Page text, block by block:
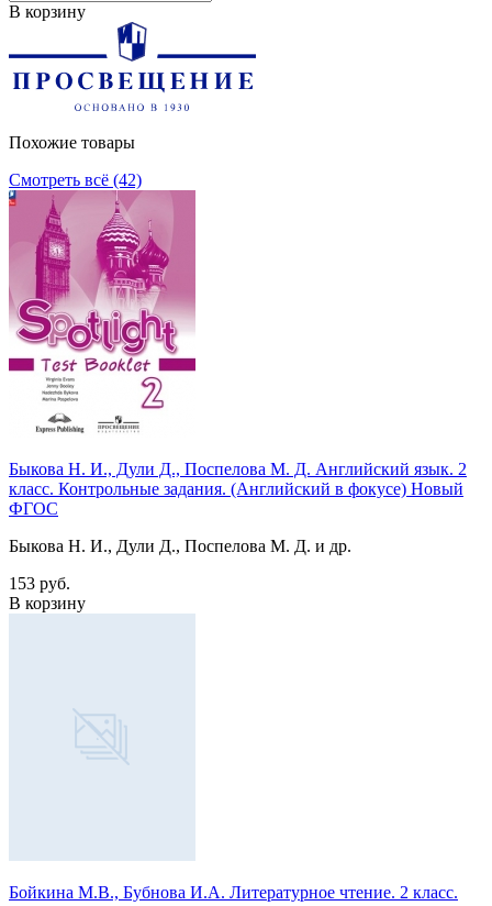
В корзину
Похожие товары
Смотреть всё (42)
Быкова Н. И., Дули Д., Поспелова М. Д. Английский язык. 2
класс. Контрольные задания. (Английский в фокусе) Новый
ФГОС
Быкова Н. И., Дули Д., Поспелова М. Д. и др.
153 руб.
В корзину
Бойкина М.В., Бубнова И.А. Литературное чтение. 2 класс.